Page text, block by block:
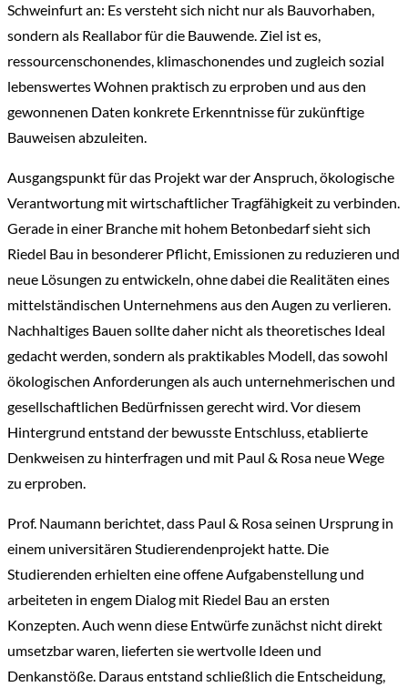
Schweinfurt an: Es versteht sich nicht nur als Bauvorhaben,
sondern als Reallabor für die Bauwende. Ziel ist es,
ressourcenschonendes, klimaschonendes und zugleich sozial
lebenswertes Wohnen praktisch zu erproben und aus den
gewonnenen Daten konkrete Erkenntnisse für zukünftige
Bauweisen abzuleiten.
Ausgangspunkt für das Projekt war der Anspruch, ökologische
Verantwortung mit wirtschaftlicher Tragfähigkeit zu verbinden.
Gerade in einer Branche mit hohem Betonbedarf sieht sich
Riedel Bau in besonderer Pflicht, Emissionen zu reduzieren und
neue Lösungen zu entwickeln, ohne dabei die Realitäten eines
mittelständischen Unternehmens aus den Augen zu verlieren.
Nachhaltiges Bauen sollte daher nicht als theoretisches Ideal
gedacht werden, sondern als praktikables Modell, das sowohl
ökologischen Anforderungen als auch unternehmerischen und
gesellschaftlichen Bedürfnissen gerecht wird. Vor diesem
Hintergrund entstand der bewusste Entschluss, etablierte
Denkweisen zu hinterfragen und mit Paul & Rosa neue Wege
zu erproben.
Prof. Naumann berichtet, dass Paul & Rosa seinen Ursprung in
einem universitären Studierendenprojekt hatte. Die
Studierenden erhielten eine offene Aufgabenstellung und
arbeiteten in engem Dialog mit Riedel Bau an ersten
Konzepten. Auch wenn diese Entwürfe zunächst nicht direkt
umsetzbar waren, lieferten sie wertvolle Ideen und
Denkanstöße. Daraus entstand schließlich die Entscheidung,